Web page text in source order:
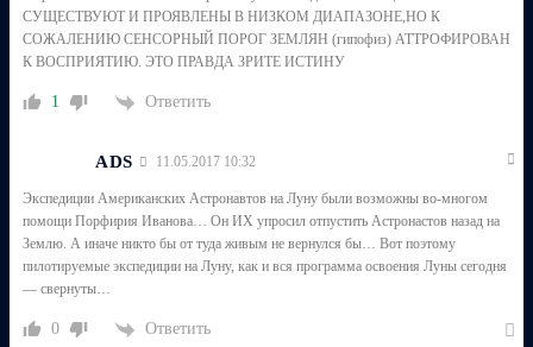
СУЩЕСТВУЮТ И ПРОЯВЛЕНЫ В НИЗКОМ ДИАПАЗОНЕ,НО К
СОЖАЛЕНИЮ СЕНСОРНЫЙ ПОРОГ ЗЕМЛЯН (гипофиз) АТТРОФИРОВАН
К ВОСПРИЯТИЮ. ЭТО ПРАВДА ЗРИТЕ ИСТИНУ
1 Ответить
ADS 11.05.2017 10:32
Экспедиции Американских Астронавтов на Луну были возможны во-многом
помощи Порфирия Иванова… Он ИХ упросил отпустить Астронастов назад на
Землю. А иначе никто бы от туда живым не вернулся бы… Вот поэтому
пилотируемые экспедиции на Луну, как и вся программа освоения Луны сегодня
— свернуты…
0 Ответить